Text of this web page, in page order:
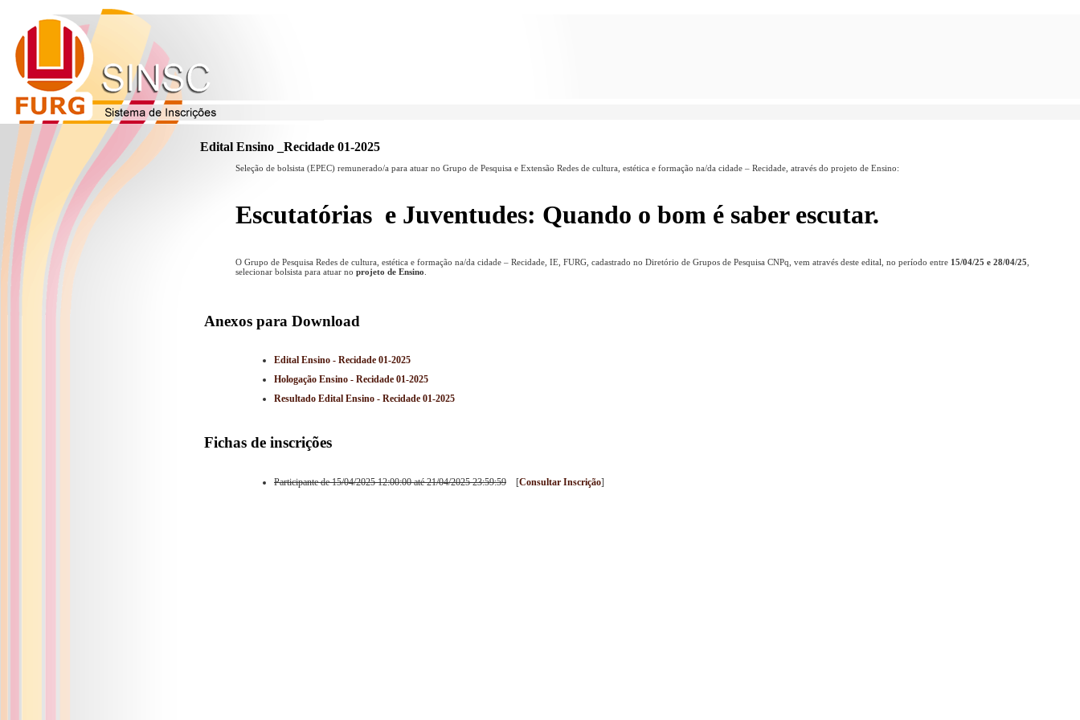
Edital Ensino _Recidade 01-2025
Seleção de bolsista (EPEC) remunerado/a para atuar no Grupo de Pesquisa e Extensão Redes de cultura, estética e formação na/da cidade – Recidade, através do projeto de Ensino:
Escutatórias e Juventudes: Quando o bom é saber escutar.
O Grupo de Pesquisa Redes de cultura, estética e formação na/da cidade – Recidade, IE, FURG, cadastrado no Diretório de Grupos de Pesquisa CNPq, vem através deste edital, no período entre 15/04/25 e 28/04/25
selecionar bolsista para atuar no projeto de Ensino
Anexos para Download
Edital Ensino - Recidade 01-2025
Hologação Ensino - Recidade 01-2025
Resultado Edital Ensino - Recidade 01-2025
Fichas de inscrições
Participante de 15/04/2025 12:00:00 até 21/04/2025 23:59:59 [Consultar Inscrição]